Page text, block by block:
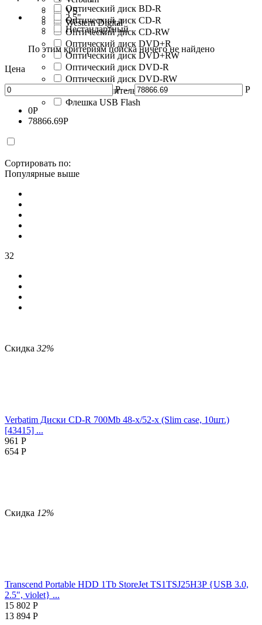
VS
Western Digital
Оптический диск BD-R
Оптический диск CD-R
Оптический диск CD-RW
Оптический диск DVD+R
Оптический диск DVD+RW
Оптический диск DVD-R
Оптический диск DVD-RW
Флеш накопитель
Флешка USB Flash
2.5"
Нестандартный
По этим критериям поиска ничего не найдено
Цена
Р – Р
0Р
78866.69Р
Сортировать по:
Популярные выше
32
Скидка 32%
Verbatim Диски CD-R 700Mb 48-х/52-х (Slim case, 10шт.)
[43415] ...
961 Р
654 Р
Скидка 12%
Transcend Portable HDD 1Tb StoreJet TS1TSJ25H3P {USB 3.0,
2.5", violet} ...
15 802 Р
13 894 Р